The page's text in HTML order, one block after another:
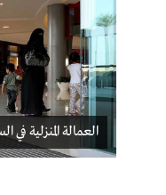
العمالة المنزلية في